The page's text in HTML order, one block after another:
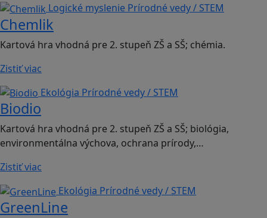
Logické myslenie Prírodné vedy / STEM
Chemlik
Kartová hra vhodná pre 2. stupeň ZŠ a SŠ; chémia.
Zistiť viac
Ekológia Prírodné vedy / STEM
Biodio
Kartová hra vhodná pre 2. stupeň ZŠ a SŠ; biológia,
environmentálna výchova, ochrana prírody,…
Zistiť viac
Ekológia Prírodné vedy / STEM
GreenLine